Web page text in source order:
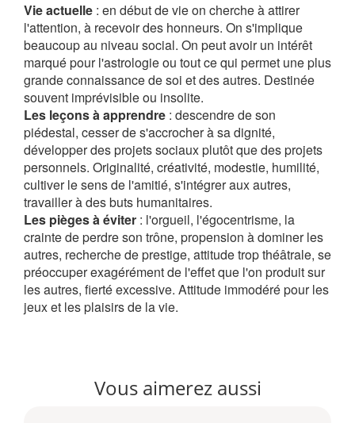
Vie actuelle : en début de vie on cherche à attirer
l'attention, à recevoir des honneurs. On s'implique
beaucoup au niveau social. On peut avoir un intérêt
marqué pour l'astrologie ou tout ce qui permet une plus
grande connaissance de soi et des autres. Destinée
souvent imprévisible ou insolite.
Les leçons à apprendre : descendre de son
piédestal, cesser de s'accrocher à sa dignité,
développer des projets sociaux plutôt que des projets
personnels. Originalité, créativité, modestie, humilité,
cultiver le sens de l'amitié, s'intégrer aux autres,
travailler à des buts humanitaires.
Les pièges à éviter : l'orgueil, l'égocentrisme, la
crainte de perdre son trône, propension à dominer les
autres, recherche de prestige, attitude trop théâtrale, se
préoccuper exagérément de l'effet que l'on produit sur
les autres, fierté excessive. Attitude immodéré pour les
jeux et les plaisirs de la vie.
Vous aimerez aussi